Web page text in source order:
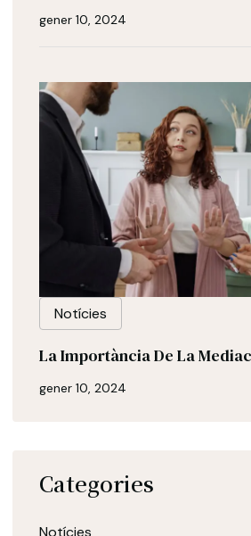
gener 10, 2024
Notícies
La Importància De La
gener 10, 2024
Categories